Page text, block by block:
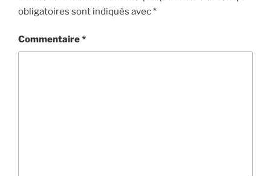
obligatoires sont indiqués avec*
Commentaire*